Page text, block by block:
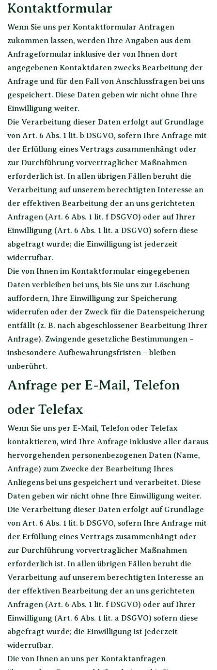
Kontaktformular
Wenn Sie uns per Kontaktformular Anfragen
zukommen lassen, werden Ihre Angaben aus dem
Anfrageformular inklusive der von Ihnen dort
angegebenen Kontaktdaten zwecks Bearbeitung der
Anfrage und für den Fall von Anschlussfragen bei uns
gespeichert. Diese Daten geben wir nicht ohne Ihre
Einwilligung weiter.
Die Verarbeitung dieser Daten erfolgt auf Grundlage
von Art. 6 Abs. 1 lit. b DSGVO, sofern Ihre Anfrage mit
der Erfüllung eines Vertrags zusammenhängt oder
zur Durchführung vorvertraglicher Maßnahmen
erforderlich ist. In allen übrigen Fällen beruht die
Verarbeitung auf unserem berechtigten Interesse an
der effektiven Bearbeitung der an uns gerichteten
Anfragen (Art. 6 Abs. 1 lit. f DSGVO) oder auf Ihrer
Einwilligung (Art. 6 Abs. 1 lit. a DSGVO) sofern diese
abgefragt wurde; die Einwilligung ist jederzeit
widerrufbar.
Die von Ihnen im Kontaktformular eingegebenen
Daten verbleiben bei uns, bis Sie uns zur Löschung
auffordern, Ihre Einwilligung zur Speicherung
widerrufen oder der Zweck für die Datenspeicherung
entfällt (z. B. nach abgeschlossener Bearbeitung Ihrer
Anfrage). Zwingende gesetzliche Bestimmungen –
insbesondere Aufbewahrungsfristen – bleiben
unberührt.
Anfrage per E-Mail, Telefon
oder Telefax
Wenn Sie uns per E-Mail, Telefon oder Telefax
kontaktieren, wird Ihre Anfrage inklusive aller daraus
hervorgehenden personenbezogenen Daten (Name,
Anfrage) zum Zwecke der Bearbeitung Ihres
Anliegens bei uns gespeichert und verarbeitet. Diese
Daten geben wir nicht ohne Ihre Einwilligung weiter.
Die Verarbeitung dieser Daten erfolgt auf Grundlage
von Art. 6 Abs. 1 lit. b DSGVO, sofern Ihre Anfrage mit
der Erfüllung eines Vertrags zusammenhängt oder
zur Durchführung vorvertraglicher Maßnahmen
erforderlich ist. In allen übrigen Fällen beruht die
Verarbeitung auf unserem berechtigten Interesse an
der effektiven Bearbeitung der an uns gerichteten
Anfragen (Art. 6 Abs. 1 lit. f DSGVO) oder auf Ihrer
Einwilligung (Art. 6 Abs. 1 lit. a DSGVO) sofern diese
abgefragt wurde; die Einwilligung ist jederzeit
widerrufbar.
Die von Ihnen an uns per Kontaktanfragen